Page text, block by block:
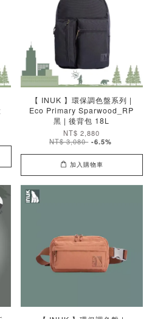
【 INUK 】環保調色盤系列 |
Eco Primary Sparwood_RP
黑 | 後背包 18L
NT$ 2,880
NT$ 3,080 -6.5%
加入購物車